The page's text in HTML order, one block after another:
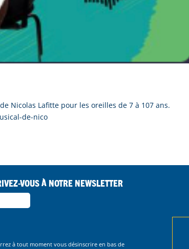
Nicolas Lafitte pour les oreilles de 7 à 107 ans.
de-nico
vous à notre Newsletter
à tout moment vous désinscrire en bas de